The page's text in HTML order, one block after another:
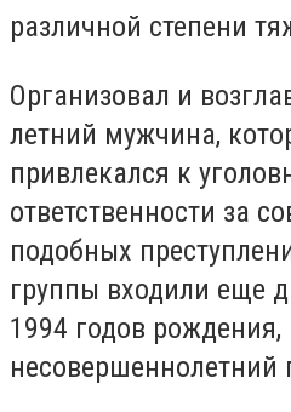
различной степени
Организовал и
летний мужчина,
привлекался к
ответственности за
подобных
группы входили еще
1994 годов рождения,
несовершеннолетний